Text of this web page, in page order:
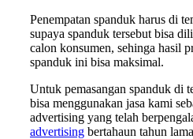
Penempatan spanduk harus di
supaya spanduk tersebut bisa
calon konsumen, sehinga hasil
spanduk ini bisa maksimal.
Untuk pemasangan spanduk di
bisa menggunakan jasa kami
advertising yang telah
advertising bertahaun tahun